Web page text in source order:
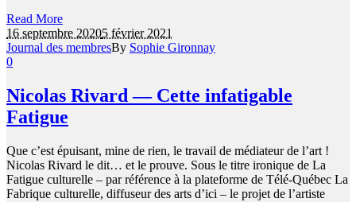
Read More
16 septembre 20205 février 2021
Journal des membresBy Sophie Gironnay
0
Nicolas Rivard — Cette infatigable
Fatigue
Que c’est épuisant, mine de rien, le travail de médiateur de l’art !
Nicolas Rivard le dit… et le prouve. Sous le titre ironique de La
Fatigue culturelle – par référence à la plateforme de Télé-Québec La
Fabrique culturelle, diffuseur des arts d’ici – le projet de l’artiste